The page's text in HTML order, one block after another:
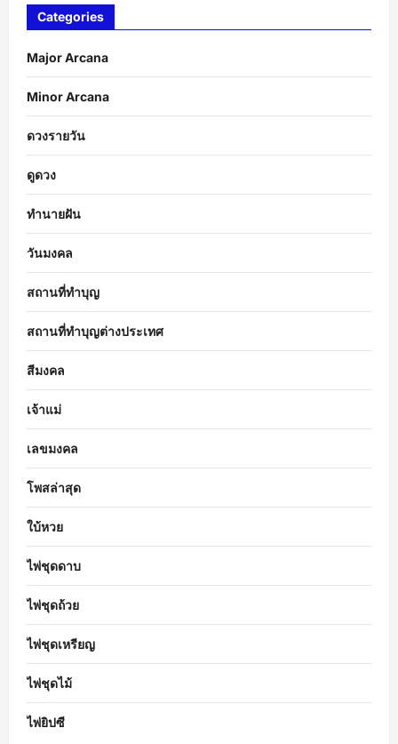
Categories
Major Arcana
Minor Arcana
ดวงรายวัน
ดูดวง
ทำนายฝัน
วันมงคล
สถานที่ทำบุญ
สถานที่ทำบุญต่างประเทศ
สีมงคล
เจ้าแม่
เลขมงคล
โพสล่าสุด
ใบ้หวย
ไพ่ชุดดาบ
ไพ่ชุดถ้วย
ไพ่ชุดเหรียญ
ไพ่ชุดไม้
ไพ่ยิปซี